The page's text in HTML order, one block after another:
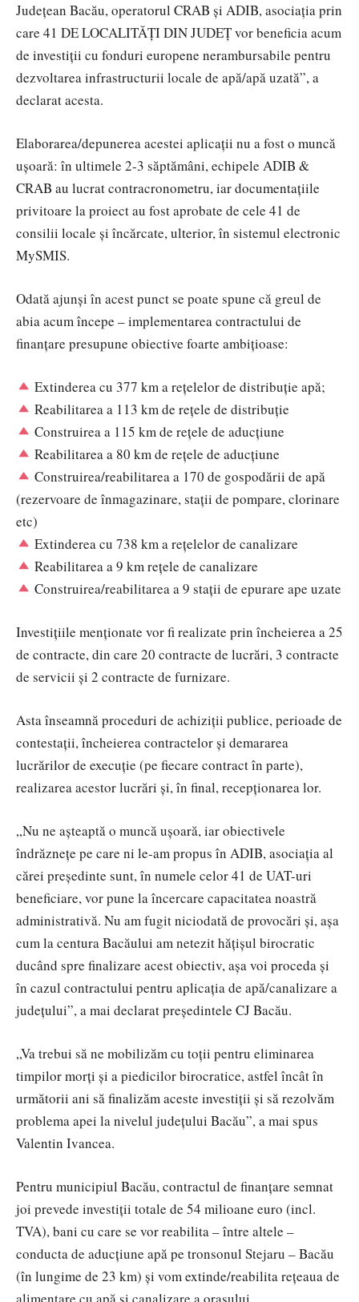
Județean Bacău, operatorul CRAB și ADIB, asociația prin
care 41 DE LOCALITĂȚI DIN JUDEȚ vor beneficia acum
de investiții cu fonduri europene nerambursabile pentru
dezvoltarea infrastructurii locale de apă/apă uzată”, a
declarat acesta.
Elaborarea/depunerea acestei aplicații nu a fost o muncă
ușoară: în ultimele 2-3 săptămâni, echipele ADIB &
CRAB au lucrat contracronometru, iar documentațiile
privitoare la proiect au fost aprobate de cele 41 de
consilii locale şi încărcate, ulterior, în sistemul electronic
MySMIS.
Odată ajunși în acest punct se poate spune că greul de
abia acum începe – implementarea contractului de
finanțare presupune obiective foarte ambițioase:
Extinderea cu 377 km a rețelelor de distribuție apă;
Reabilitarea a 113 km de rețele de distribuție
Construirea a 115 km de rețele de aducțiune
Reabilitarea a 80 km de rețele de aducțiune
Construirea/reabilitarea a 170 de gospodării de apă
(rezervoare de înmagazinare, stații de pompare, clorinare
etc)
Extinderea cu 738 km a rețelelor de canalizare
Reabilitarea a 9 km rețele de canalizare
Construirea/reabilitarea a 9 stații de epurare ape uzate
Investițiile menționate vor fi realizate prin încheierea a 25
de contracte, din care 20 contracte de lucrări, 3 contracte
de servicii și 2 contracte de furnizare.
Asta înseamnă proceduri de achiziții publice, perioade de
contestații, încheierea contractelor și demararea
lucrărilor de execuție (pe fiecare contract în parte),
realizarea acestor lucrări și, în final, recepționarea lor.
„Nu ne aşteaptă o muncă ușoară, iar obiectivele
îndrăznețe pe care ni le-am propus în ADIB, asociația al
cărei președinte sunt, în numele celor 41 de UAT-uri
beneficiare, vor pune la încercare capacitatea noastră
administrativă. Nu am fugit niciodată de provocări și, așa
cum la centura Bacăului am netezit hățișul birocratic
ducând spre finalizare acest obiectiv, așa voi proceda și
în cazul contractului pentru aplicația de apă/canalizare a
județului”, a mai declarat președintele CJ Bacău.
„Va trebui să ne mobilizăm cu toții pentru eliminarea
timpilor morți și a piedicilor birocratice, astfel încât în
următorii ani să finalizăm aceste investiții și să rezolvăm
problema apei la nivelul județului Bacău”, a mai spus
Valentin Ivancea.
Pentru municipiul Bacău, contractul de finanțare semnat
joi prevede investiții totale de 54 milioane euro (incl.
TVA), bani cu care se vor reabilita – între altele –
conducta de aducțiune apă pe tronsonul Stejaru – Bacău
(în lungime de 23 km) și vom extinde/reabilita rețeaua de